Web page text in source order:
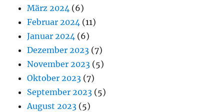
März 2024 (6)
Februar 2024 (11)
Januar 2024 (6)
Dezember 2023 (7)
November 2023 (5)
Oktober 2023 (7)
September 2023 (5)
August 2023 (5)